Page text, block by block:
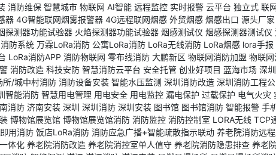
消防维保 智慧城市 物联网 AI智能 远程监控 实时报警 云平台 独立式 联
器 4G智能联网烟雾报警器 4G远程联网烟感 外贸烟感 烟感出口 源头厂家
探测器功能试验器 火焰探测器功能试验器 烟感测试仪 烟感探测器测试仪
防系统 万霖LoRa消防 公寓LoRa消防 LoRa无线消防 LoRa烟感 lora手报
LoRa消防APP 消防物联网 零布线消防 大鹏新区 物联网消防加盟 物联
消防改造 科技安防 智慧消防云平台 安全托管 创业好项目 蓝海市场 深
所/城中村消防 消防设备安装 智能水压监测 深圳消防改造 深圳消防工程
智能消防 智慧用电管理 用电安全 用电监控 漏电保护 过载保护 电气火灾
消防 济南安装 深圳 深圳消防 深圳安装 图书馆 图书馆消防 智能报警 手
博物馆展览馆 博物馆展览馆消防 消防监控 消防控制室 LORA无线 TCP
用消防 饭店LoRa消防 消防应急广播+智能疏散指示联动 养老院消防远
体化 养老院消防改造 养老院消控室单人值守 养老院消防隐患排查 养老